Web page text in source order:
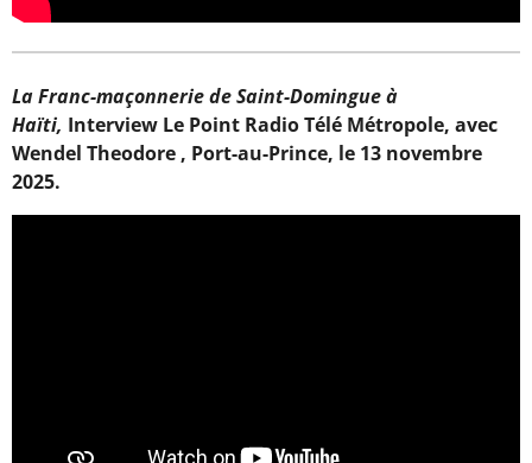
La Franc-maçonnerie de Saint-Domingue à
Haïti, Interview Le Point Radio Télé Métropole, avec
Wendel Theodore , Port-au-Prince, le 13 novembre
2025.